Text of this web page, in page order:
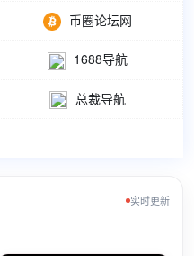
币圈论坛网
1688导航
总裁导航
实时更新